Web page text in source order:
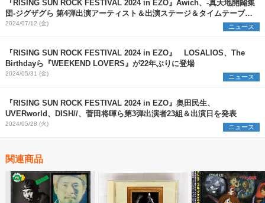
『RISING SUN ROCK FESTIVAL 2024 in EZO』Awich、-真天地開闢集
団-ジグザグら 第4弾出演アーティスト＆出演ステージ＆タイムテーブル
を発表
2024/07/12 (金) ニュース
『RISING SUN ROCK FESTIVAL 2024 in EZO』 LOSALIOS、The
Birthdayら『WEEKEND LOVERS』が22年ぶりに登場
2024/05/31 (金) ニュース
『RISING SUN ROCK FESTIVAL 2024 in EZO』奥田民生、
UVERworld、DISH//、菅田将暉ら第3弾出演者23組＆出演日を発表
2024/05/28 (火) ニュース
関連商品